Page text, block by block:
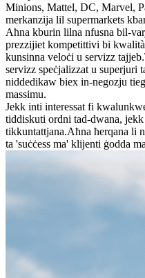
Minions, Mattel, DC, Marvel,
merkanzija lil supermarkets
Aħna kburin lilna nfusna bil-
prezzijiet kompetittivi bi
kunsinna veloċi u servizz
servizz speċjalizzat u superjuri
niddedikaw biex in-negozju
massimu.
Jekk inti interessat fi
tiddiskuti ordni tad-dwana,
tikkuntattjana.Aħna ħerqana li
ta 'suċċess ma' klijenti ġodda